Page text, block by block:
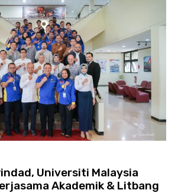
Universiti Malaysia
Akademik & Litbang